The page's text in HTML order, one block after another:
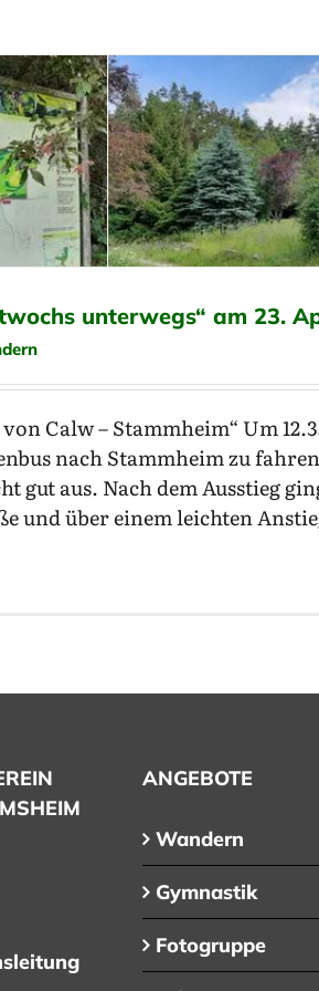
unterwegs“ am 23.
Calw – Stammheim“ Um
nach Stammheim zu
gut aus. Nach dem Ausstieg
und über einem leichten
ANGEBOTE
Wandern
Gymnastik
Fotogruppe